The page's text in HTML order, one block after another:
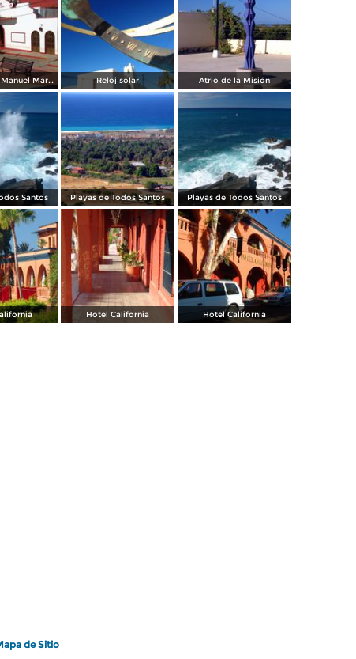
Teatro y cine Manuel Márquez de León Reloj solar Atrio de la Misión
Santos Playas de Todos Santos Playas de Todos Santos
Hotel California Hotel California
de Sitio